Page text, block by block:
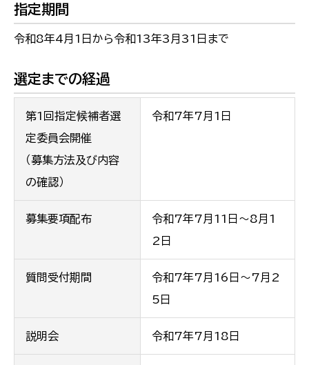
指定期間
令和8年4月1日から令和13年3月31日まで
選定までの経過
第1回指定候補者選
定委員会開催
（募集方法及び内容
の確認）
令和7年7月1日
募集要項配布
令和7年7月11日～8月1
2日
質問受付期間
令和7年7月16日～7月2
5日
説明会 令和7年7月18日